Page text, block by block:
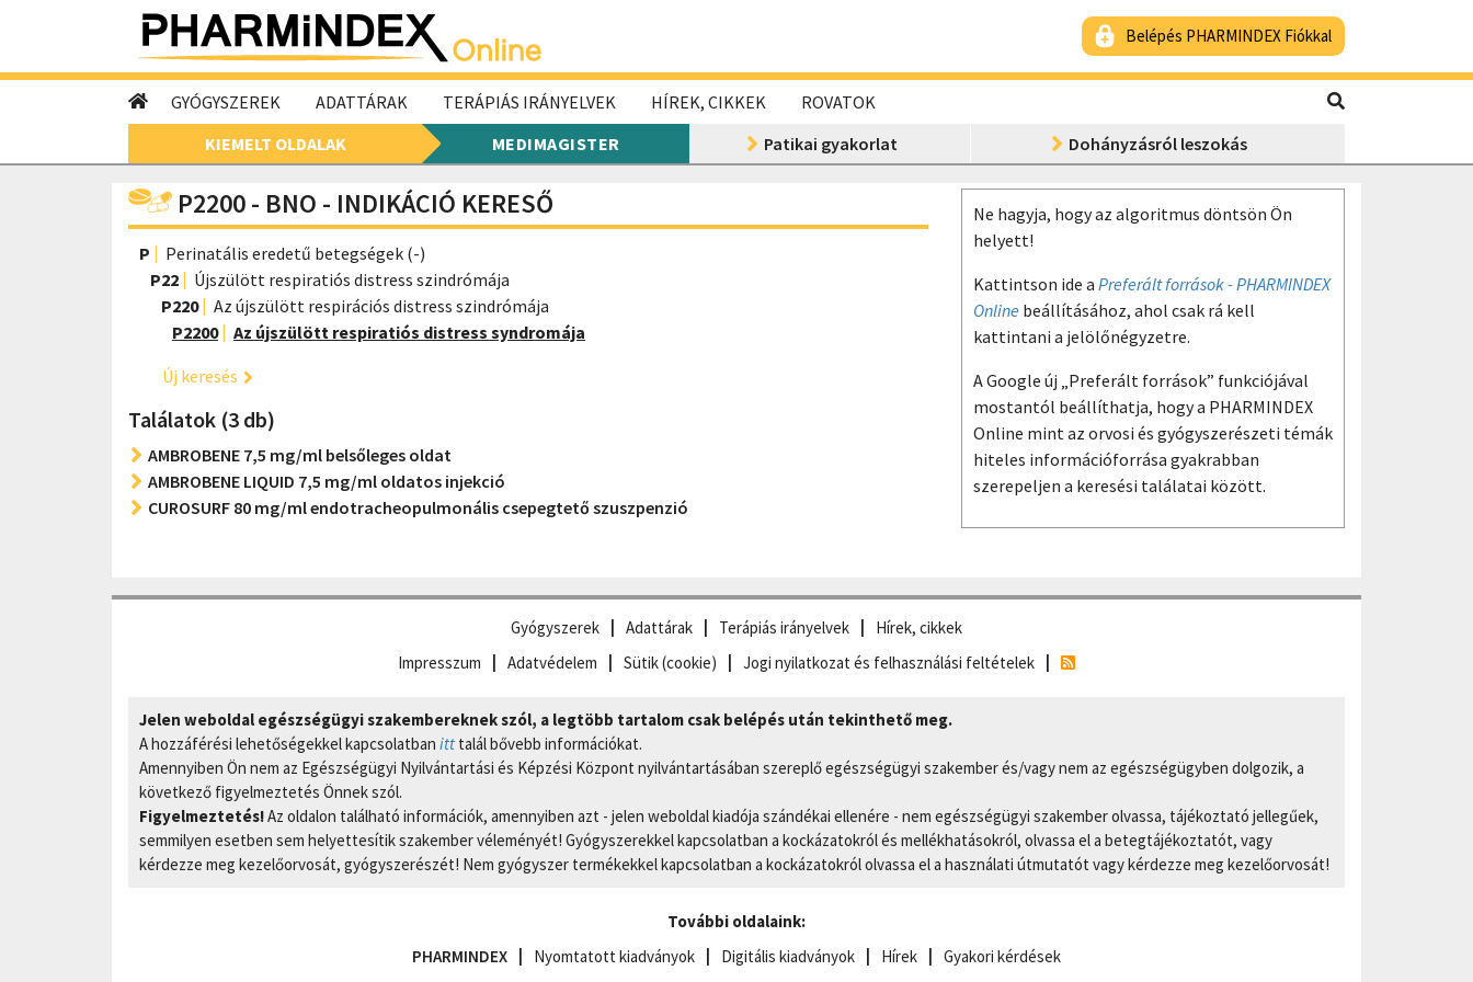
Belépés PHARMINDEX Fiókkal
GYÓGYSZEREK ADATTÁRAK TERÁPIÁS IRÁNYELVEK HÍREK, CIKKEK
ROVATOK
KIEMELT OLDALAK
MEDIMAGISTER Patikai gyakorlat Dohányzásról leszokás
P2200 - BNO - INDIKÁCIÓ KERESŐ
P
Perinatális eredetű betegségek (-)
P22
Újszülött respiratiós distress szindrómája
P220
Az újszülött respirációs distress szindrómája
P2200
Az újszülött respiratiós distress syndromája
Új keresés
Találatok (3 db)
AMBROBENE 7,5 mg/ml belsőleges oldat
AMBROBENE LIQUID 7,5 mg/ml oldatos injekció
CUROSURF 80 mg/ml endotracheopulmonális csepegtető szuszpenzió
Ne hagyja, hogy az algoritmus döntsön Ön
helyett!
Kattintson ide a Preferált források - PHARMINDEX
Online beállításához, ahol csak rá kell
kattintani a jelölőnégyzetre.
A Google új „Preferált források” funkciójával
mostantól beállíthatja, hogy a PHARMINDEX
Online mint az orvosi és gyógyszerészeti témák
hiteles információforrása gyakrabban
szerepeljen a keresési találatai között.
Gyógyszerek Adattárak Terápiás irányelvek
Hírek, cikkek
Impresszum
Adatvédelem Sütik (cookie) Jogi nyilatkozat és felhasználási feltételek
Jelen weboldal egészségügyi szakembereknek szól, a legtöbb tartalom csak belépés után tekinthető meg.
A hozzáférési lehetőségekkel kapcsolatban itt talál bővebb információkat.
Amennyiben Ön nem az Egészségügyi Nyilvántartási és Képzési Központ nyilvántartásában szereplő egészségügyi szakember és/vagy nem az egészségügyben dolgozik, a
következő figyelmeztetés Önnek szól.
Figyelmeztetés!Az oldalon található információk, amennyiben azt - jelen weboldal kiadója szándékai ellenére - nem egészségügyi szakember olvassa, tájékoztató jellegűek,
semmilyen esetben sem helyettesítik szakember véleményét! Gyógyszerekkel kapcsolatban a kockázatokról és mellékhatásokról, olvassa el a betegtájékoztatót, vagy
kérdezze meg kezelőorvosát, gyógyszerészét! Nem gyógyszer termékekkel kapcsolatban a kockázatokról olvassa el a használati útmutatót vagy kérdezze meg kezelőorvosát!
További oldalaink:
PHARMINDEX
Nyomtatott kiadványok Digitális kiadványok Hírek Gyakori kérdések